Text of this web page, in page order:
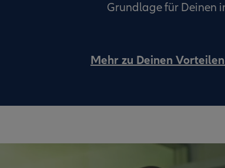
Grundlage für Deinen
Mehr zu Deinen